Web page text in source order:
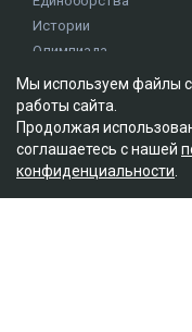
Истории
Олимпиада
Редакция
О проекте
Правила сайта
Реклама на сайте
Мы используем файлы
работы сайта.
Продолжая
соглашаетесь с нашей
конфиденциальности